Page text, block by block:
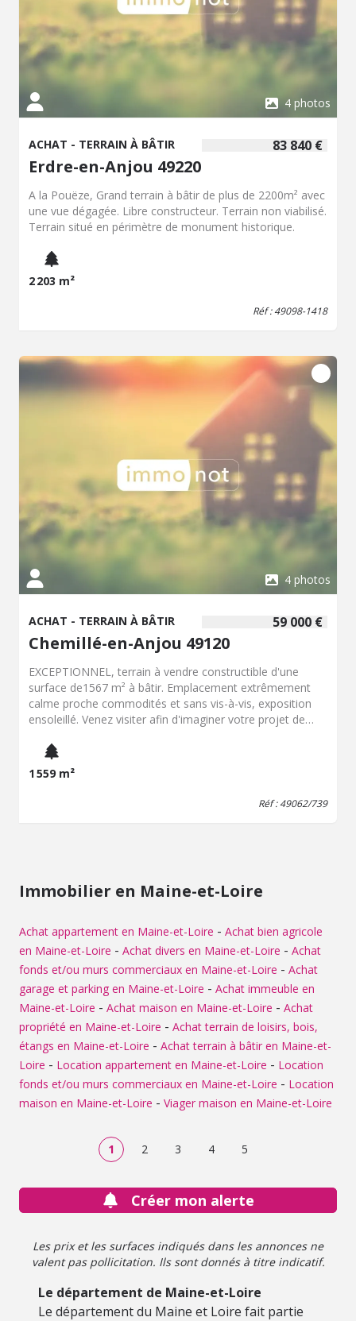
4 photos
83 840 €
ACHAT - TERRAIN À BÂTIR
Erdre-en-Anjou 49220
A la Pouëze, Grand terrain à bâtir de plus de 2200m² avec
une vue dégagée. Libre constructeur. Terrain non viabilisé.
Terrain situé en périmètre de monument historique.
2 203 m²
Réf : 49098-1418
4 photos
59 000 €
ACHAT - TERRAIN À BÂTIR
Chemillé-en-Anjou 49120
EXCEPTIONNEL, terrain à vendre constructible d'une
surface de1567 m² à bâtir. Emplacement extrêmement
calme proche commodités et sans vis-à-vis, exposition
ensoleillé. Venez visiter afin d'imaginer votre projet de
1 559 m²
Réf : 49062/739
Immobilier en Maine-et-Loire
Achat appartement en Maine-et-Loire - Achat bien agricole
en Maine-et-Loire - Achat divers en Maine-et-Loire - Achat
fonds et/ou murs commerciaux en Maine-et-Loire - Achat
garage et parking en Maine-et-Loire - Achat immeuble en
Maine-et-Loire - Achat maison en Maine-et-Loire - Achat
propriété en Maine-et-Loire - Achat terrain de loisirs, bois,
étangs en Maine-et-Loire - Achat terrain à bâtir en Maine-et-
Loire - Location appartement en Maine-et-Loire - Location
fonds et/ou murs commerciaux en Maine-et-Loire - Location
maison en Maine-et-Loire - Viager maison en Maine-et-Loire
1 2 3 4 5
Créer mon alerte
Les prix et les surfaces indiqués dans les annonces ne
valent pas pollicitation. Ils sont donnés à titre indicatif.
Le département de Maine-et-Loire
Le département du Maine et Loire fait partie